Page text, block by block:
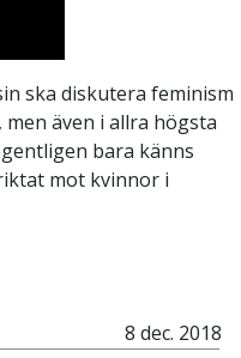
ska diskutera feminism
även i allra högsta
bara känns
mot kvinnor i
8 dec. 2018